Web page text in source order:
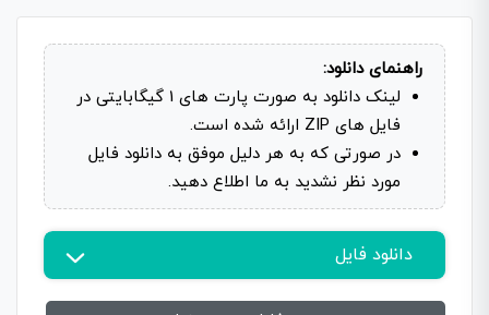
راهنمای دانلود:
لینک دانلود به صورت پارت های 1 گیگابایتی در
فایل های ZIP ارائه شده است.
در صورتی که به هر دلیل موفق به دانلود فایل
مورد نظر نشدید به ما اطلاع دهید.
دانلود فایل